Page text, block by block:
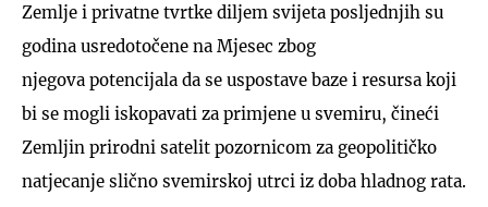
Zemlje i privatne tvrtke diljem svijeta posljednjih su
godina usredotočene na Mjesec zbog
njegova potencijala da se uspostave baze i resursa koji
bi se mogli iskopavati za primjene u svemiru, čineći
Zemljin prirodni satelit pozornicom za geopolitičko
natjecanje slično svemirskoj utrci iz doba hladnog rata.